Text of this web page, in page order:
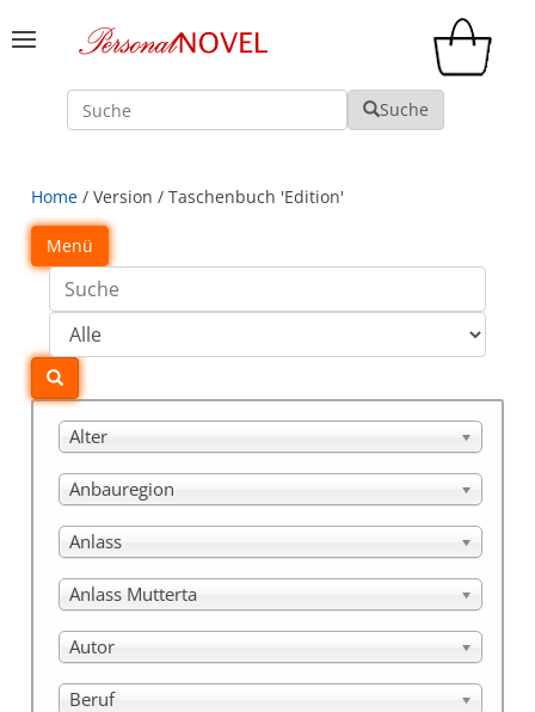
Suche Suche
Home / Version / Taschenbuch 'Edition'
Menü
Alter
Anbauregion
Anlass
Anlass Mutterta
Autor
Beruf